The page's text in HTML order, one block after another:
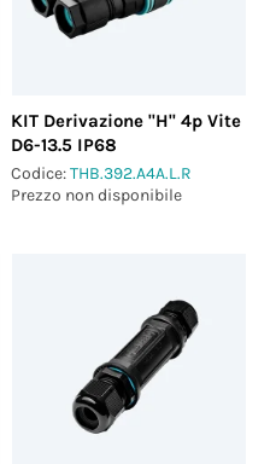
KIT Derivazione "H" 4p Vite
D6-13.5 IP68
Codice:THB.392.A4A.L.R
Prezzo non disponibile